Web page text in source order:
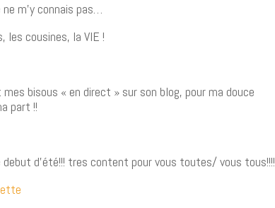
m’y connais pas…
les cousines, la VIE !
bisous « en direct » sur son blog, pour ma douce
part !!
d’été!!! tres content pour vous toutes/ vous tous!!!!